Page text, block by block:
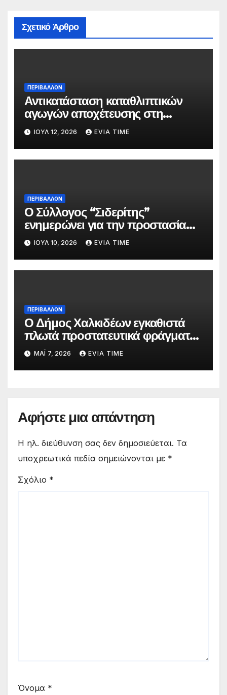
Σχετικό Άρθρο
ΠΕΡΙΒΑΛΛΟΝ
Αντικατάσταση καταθλιπτικών
αγωγών αποχέτευσης στη
Χαλκίδα τον Αύγουστο
ΙΟΎΛ 12, 2026 EVIA TIME
ΠΕΡΙΒΑΛΛΟΝ
Ο Σύλλογος “Σιδερίτης”
ενημερώνει για την προστασία
προσωπικών δεδομένων
ΙΟΎΛ 10, 2026 EVIA TIME
ΠΕΡΙΒΑΛΛΟΝ
Ο Δήμος Χαλκιδέων εγκαθιστά
πλωτά προστατευτικά φράγματα
στις παραλίες του
ΜΆΙ 7, 2026 EVIA TIME
Αφήστε μια απάντηση
Η ηλ. διεύθυνση σας δεν δημοσιεύεται. Τα
υποχρεωτικά πεδία σημειώνονται με *
Σχόλιο *
Όνομα *